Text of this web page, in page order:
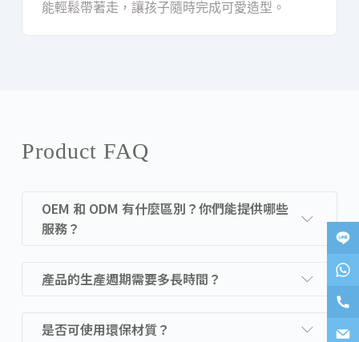
能輕鬆帶著走，讓孩子隨時完成可愛造型。
Product FAQ
OEM 和 ODM 有什麼區別？你們能提供哪些
服務？
產品的生產週期需要多長時間？
是否可使用環保材質？